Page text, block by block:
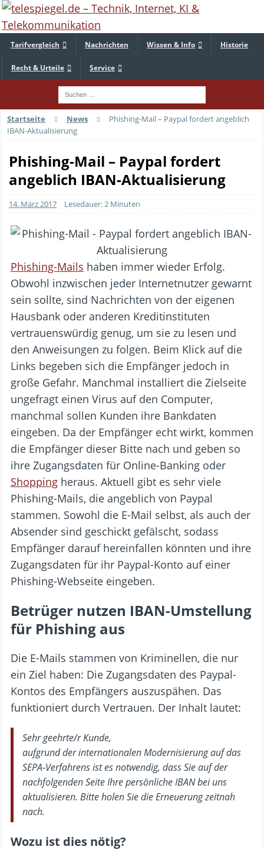
Tarifvergleich Nachrichten Wissen & Info Historie
Recht & Urteile Service
Startseite News
Phishing-Mail – Paypal fordert angeblich
IBAN-Aktualisierung
Phishing-Mail – Paypal fordert
angeblich IBAN-Aktualisierung
14. März 2017 Lesedauer: 2 Minuten
Phishing-Mails haben immer wieder Erfolg.
Obwohl inzwischen jeder Internetnutzer gewarnt
sein sollte, sind Nachrichten von der eigenen
Hausbank oder anderen Kreditinstituten
vertrauenswürdig genug, um sie zu lesen und
den Anweisungen zu folgen. Beim Klick auf die
Links begeben sich die Empfänger jedoch in
große Gefahr. Manchmal installiert die Zielseite
ungefragt einen Virus auf den Computer,
manchmal sollen Kunden ihre Bankdaten
eingeben. Da der Empfänger echt wirkt, kommen
die Empfänger dieser Bitte nach und geben so
ihre Zugangsdaten für Online-Banking oder
Shopping heraus. Aktuell gibt es sehr viele
Phishing-Mails, die angeblich von Paypal
stammen. Sowohl die E-Mail selbst, als auch der
Absender sind geschickt gefälscht, sodass
Empfänger darauf hereinfallen könnten und ihre
Zugangsdaten für ihr Paypal-Konto auf einer
Phishing-Webseite eingeben.
Betrüger nutzen IBAN-Umstellung
für Phishing aus
Die E-Mails stammen von Kriminellen, die nur
ein Ziel haben: Die Zugangsdaten des Paypal-
Kontos des Empfängers auszuspähen. Das
funktioniert durch Vertrauen. Der Inhalt lautet:
Sehr geehrte/r Kunde,
aufgrund der internationalen Modernisierung auf das
SEPA-Verfahrens ist es notwendig, dass Sie auf der
nachfolgenden Seite Ihre persönliche IBAN bei uns
aktualisieren. Bitte holen Sie die Erneuerung zeitnah
nach.
Wozu ist dies nötig?